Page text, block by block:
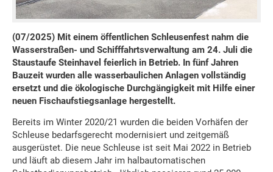
(07/2025) Mit einem öffentlichen Schleusenfest nahm die
Wasserstraßen- und Schifffahrtsverwaltung am 24. Juli die
Staustaufe Steinhavel feierlich in Betrieb. In fünf Jahren
Bauzeit wurden alle wasserbaulichen Anlagen vollständig
ersetzt und die ökologische Durchgängigkeit mit Hilfe einer
neuen Fischaufstiegsanlage hergestellt.
Bereits im Winter 2020/21 wurden die beiden Vorhäfen der
Schleuse bedarfsgerecht modernisiert und zeitgemäß
ausgerüstet. Die neue Schleuse ist seit Mai 2022 in Betrieb
und läuft ab diesem Jahr im halbautomatischen